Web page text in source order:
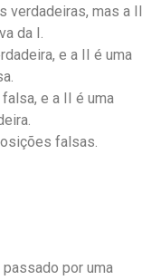
verdadeiras, mas a II
da I.
e a II é uma
e a II é uma
falsas.
por uma